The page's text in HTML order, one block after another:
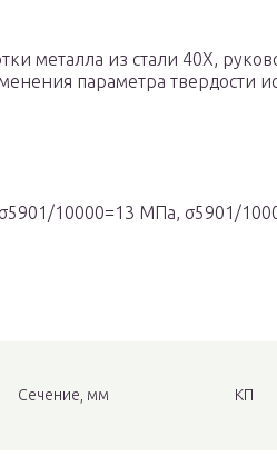
металла из стали 40Х,
параметра твердости
10000=13 МПа, σ5901/
Сечение, мм КП